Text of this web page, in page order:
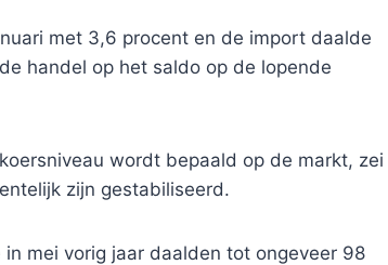
met 3,6 procent en de import daalde
handel op het saldo op de lopende
wordt bepaald op de markt, zei
zijn gestabiliseerd.
mei vorig jaar daalden tot ongeveer 98